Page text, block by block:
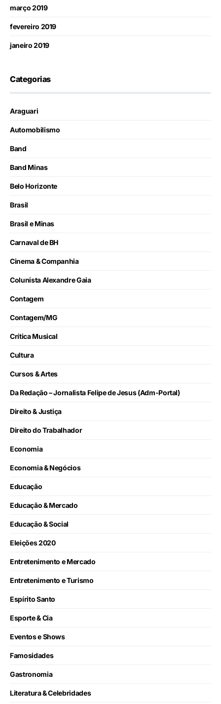
março 2019
fevereiro 2019
janeiro 2019
Categorias
Araguari
Automobilismo
Band
Band Minas
Belo Horizonte
Brasil
Brasil e Minas
Carnaval de BH
Cinema & Companhia
Colunista Alexandre Gaia
Contagem
Contagem/MG
Crítica Musical
Cultura
Cursos & Artes
Da Redação – Jornalista Felipe de Jesus (Adm-Portal)
Direito & Justiça
Direito do Trabalhador
Economia
Economia & Negócios
Educação
Educação & Mercado
Educação & Social
Eleições 2020
Entretenimento e Mercado
Entretenimento e Turismo
Espírito Santo
Esporte & Cia
Eventos e Shows
Famosidades
Gastronomia
Literatura & Celebridades